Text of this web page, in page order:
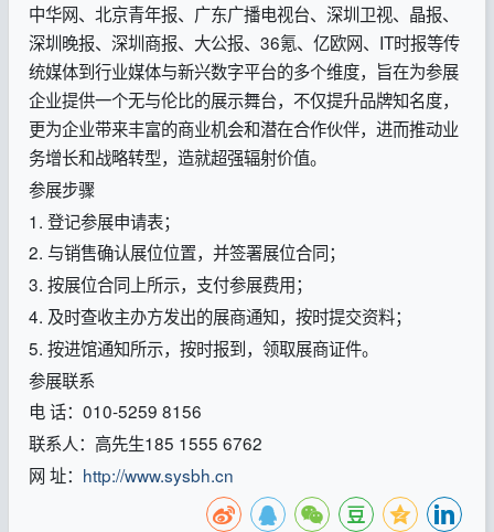
中华网、北京青年报、广东广播电视台、深圳卫视、晶报、
深圳晚报、深圳商报、大公报、36氪、亿欧网、IT时报等传
统媒体到行业媒体与新兴数字平台的多个维度，旨在为参展
企业提供一个无与伦比的展示舞台，不仅提升品牌知名度，
更为企业带来丰富的商业机会和潜在合作伙伴，进而推动业
务增长和战略转型，造就超强辐射价值。
参展步骤
1. 登记参展申请表；
2. 与销售确认展位位置，并签署展位合同；
3. 按展位合同上所示，支付参展费用；
4. 及时查收主办方发出的展商通知，按时提交资料；
5. 按进馆通知所示，按时报到，领取展商证件。
参展联系
电 话：010-5259 8156
联系人：高先生185 1555 6762
网 址： http://www.sysbh.cn